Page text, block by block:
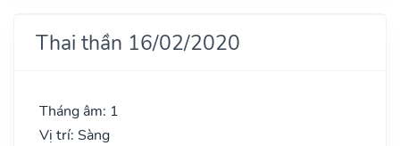
Thai thần 16/02/2020
Tháng âm: 1
Vị trí: Sàng